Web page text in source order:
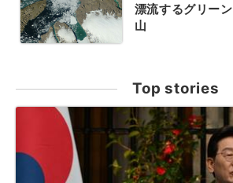
漂流するグリー
山
Top stories